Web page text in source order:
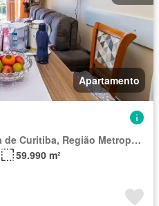
Apartamento
Região Geográfica Imediata de Curitiba, Região Metropolitana de Curitiba
59.990 m²